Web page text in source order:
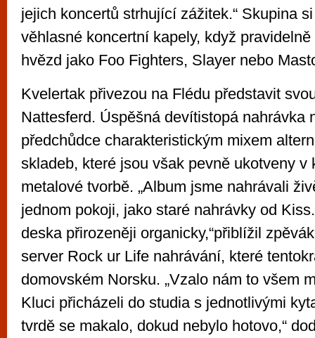
jejich koncertů strhující zážitek.“ Skupina
věhlasné koncertní kapely, když
hvězd jako Foo Fighters, Slayer nebo
Kvelertak přivezou na Flédu představit
Nattesferd. Úspěšná devítistopá nahrávka
předchůdce charakteristickým mixem
skladeb, které jsou však pevně ukotveny v
metalové tvorbě. „Album jsme nahrávali
jednom pokoji, jako staré nahrávky od
deska přirozeněji organicky,“přiblížil
server Rock ur Life nahrávání, které
domovském Norsku. „Vzalo nám to všem
Kluci přicházeli do studia s jednotlivými
tvrdě se makalo, dokud nebylo hotovo,“